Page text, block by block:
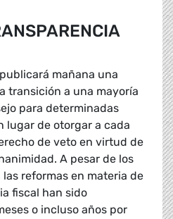
mañana una
transición a una mayoría
para determinadas
lugar de otorgar a cada
de veto en virtud de
A pesar de los
reformas en materia de
fiscal han sido
o incluso años por